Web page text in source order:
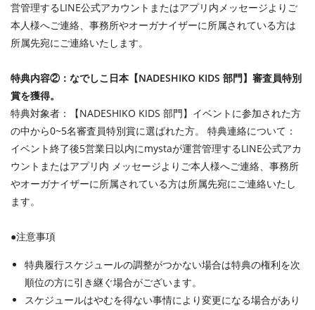
営管理するLINE公式アカウントまたはアプリ内メッセージよりご
本人様へご連絡、事務所やオーガナイザーに所属されている方は
所属先宛にご連絡いたします。
特典内容②：なでしこ日本【NADESHIKO KIDS 部門】審査員特別
賞を獲得。
特典対象者：【NADESHIKO KIDS 部門】イベントに参加された方
の中から0~5名審査員特別賞に選ばれた方。 特典連絡について：
イベント終了後5営業日以内にmystaが運営管理するLINE公式アカ
ウントまたはアプリ内 メッセージよりご本人様へご連絡、事務所
やオーガナイザーに所属されている方は所属先宛にご連絡いたし
ます。
●注意事項
特典履行スケジュールの調整がつかない場合は特典の権利を次
順位の方に引き継ぐ場合がございます。
スケジュールはやむを得ない事情により変更になる場合があり